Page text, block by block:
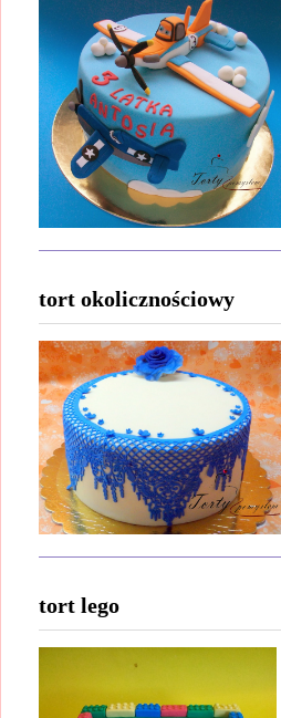
tort okolicznościowy
tort lego